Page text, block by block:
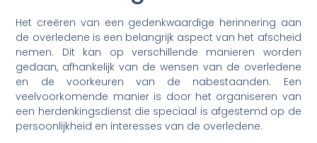
Het creëren van een gedenkwaardige herinnering aan
de overledene is een belangrijk aspect van het afscheid
nemen. Dit kan op verschillende manieren worden
gedaan, afhankelijk van de wensen van de overledene
en de voorkeuren van de nabestaanden. Een
veelvoorkomende manier is door het organiseren van
een herdenkingsdienst die speciaal is afgestemd op de
persoonlijkheid en interesses van de overledene.